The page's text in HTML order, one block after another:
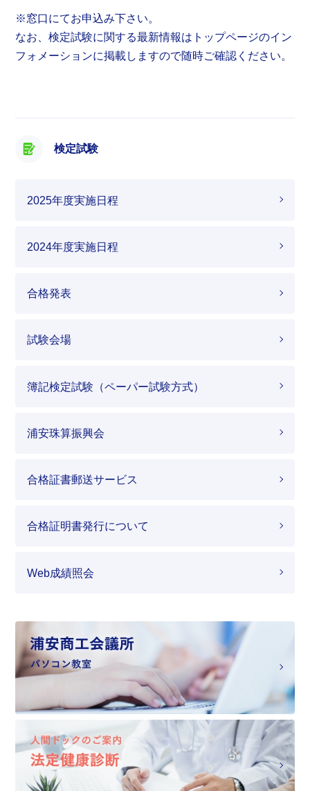
※窓口にてお申込み下さい。
なお、検定試験に関する最新情報はトップページのイン
フォメーションに掲載しますので随時ご確認ください。
検定試験
2025年度実施日程
2024年度実施日程
合格発表
試験会場
簿記検定試験（ペーパー試験方式）
浦安珠算振興会
合格証書郵送サービス
合格証明書発行について
Web成績照会